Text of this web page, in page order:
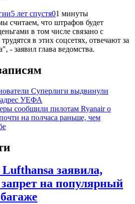
5 лет спустя01 минуты
считаем, что штрафов будет
в том числе связано с
в этих соцсетях, отвечают за
- заявил глава ведомства.
Суперлиги выдвинули
адрес УЕФА
сообщили пилотам Ryanair о
на полчаса раньше, чем
заявила,
на популярный